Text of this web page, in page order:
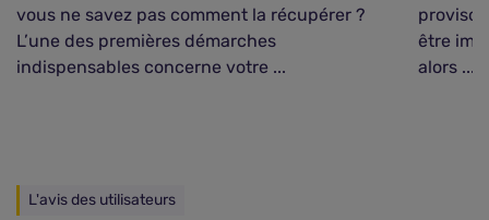
vous ne savez pas comment la récupérer ?
L’une des premières démarches
indispensables concerne votre ...
être
alors ...
L'avis des utilisateurs